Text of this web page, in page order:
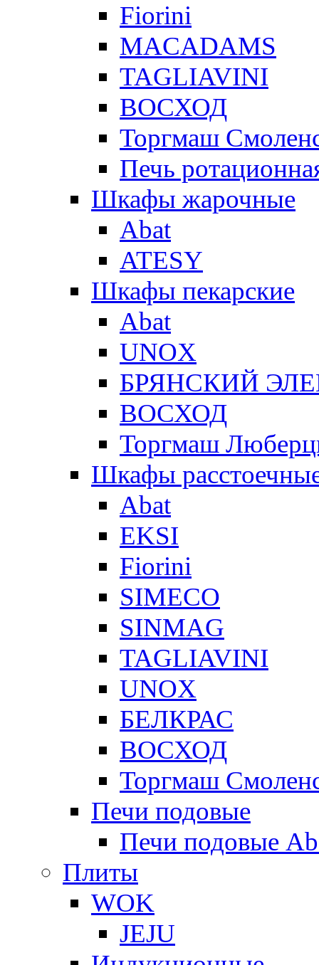
Fiorini
MACADAMS
TAGLIAVINI
ВОСХОД
Торгмаш
Печь
Шкафы жарочные
Abat
ATESY
Шкафы пекарские
Abat
UNOX
БРЯНСКИЙ
ВОСХОД
Торгмаш
Шкафы
Abat
EKSI
Fiorini
SIMECO
SINMAG
TAGLIAVINI
UNOX
БЕЛКРАС
ВОСХОД
Торгмаш
Печи подовые
Печи подовые
Плиты
WOK
JEJU